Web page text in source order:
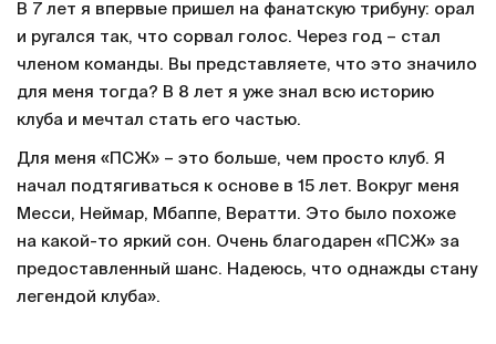
В 7 лет я впервые пришел на фанатскую трибуну: орал
и ругался так, что сорвал голос. Через год – стал
членом команды. Вы представляете, что это значило
для меня тогда? В 8 лет я уже знал всю историю
клуба и мечтал стать его частью.
Для меня «ПСЖ» – это больше, чем просто клуб. Я
начал подтягиваться к основе в 15 лет. Вокруг меня
Месси, Неймар, Мбаппе, Вератти. Это было похоже
на какой-то яркий сон. Очень благодарен «ПСЖ» за
предоставленный шанс. Надеюсь, что однажды стану
легендой клуба».